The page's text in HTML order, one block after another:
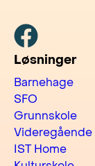
Facebook
Løsninger
Barnehage
SFO
Grunnskole
Videregående
IST Home